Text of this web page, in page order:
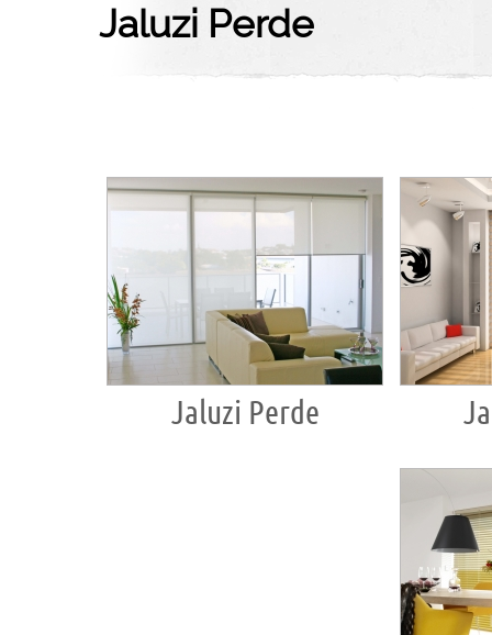
Jaluzi Perde
Jaluzi Perde